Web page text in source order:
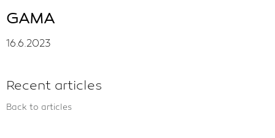
GAMA
16.6.2023
Recent articles
Back to articles